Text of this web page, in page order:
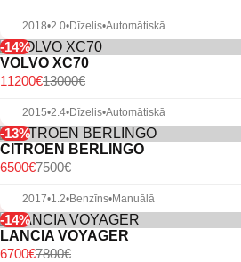
2018•2.0•Dīzelis•Automātiskā
-14%
VOLVO XC70
13000€
11200€
2015•2.4•Dīzelis•Automātiskā
-13%
CITROEN BERLINGO
7500€
6500€
2017•1.2•Benzīns•Manuālā
-14%
LANCIA VOYAGER
7800€
6700€